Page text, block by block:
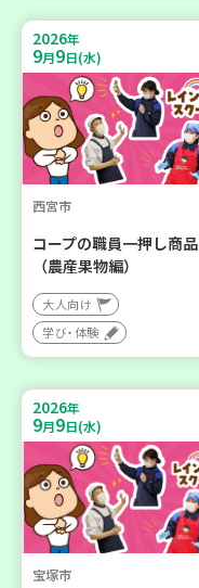
2026年
9月9日(水)
西宮市
コープの職員一押し商品
（農産果物編）
大人向け
学び・体験
2026年
9月9日(水)
宝塚市